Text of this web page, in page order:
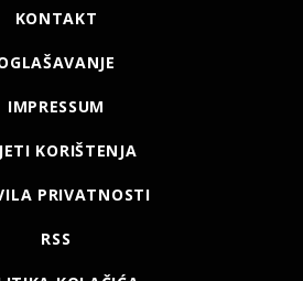
KONTAKT
IMPRESSUM
KORIŠTENJA
PRIVATNOSTI
RSS